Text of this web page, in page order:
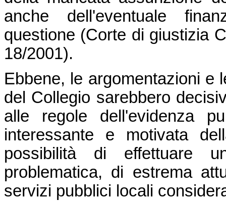
anche dell'eventuale
questione (Corte di giustizia
18/2001).
Ebbene, le argomentazioni e
del Collegio sarebbero
alle regole dell'evidenza
interessante e motivata
possibilità di effettuare
problematica, di estrema
servizi pubblici locali